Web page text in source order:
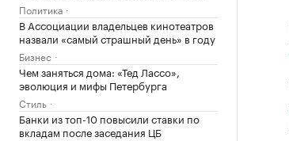
Политика
В Ассоциации владельцев кинотеатров
назвали «самый страшный день» в году
Бизнес
Чем заняться дома: «Тед Лассо»,
эволюция и мифы Петербурга
Стиль
Банки из топ-10 повысили ставки по
вкладам после заседания ЦБ